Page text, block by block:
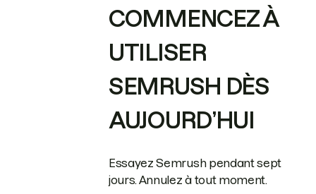
COMMENCEZ À
UTILISER
SEMRUSH DÈS
AUJOURD’HUI
Essayez Semrush pendant sept
jours. Annulez à tout moment.